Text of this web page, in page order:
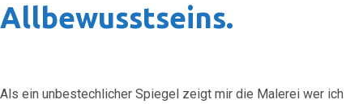
Allbewusstseins.
Als ein unbestechlicher Spiegel zeigt mir die Malerei wer ich